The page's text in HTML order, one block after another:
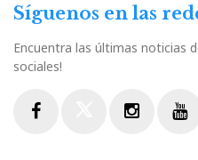
Síguenos en las
Encuentra las últimas noticias
sociales!